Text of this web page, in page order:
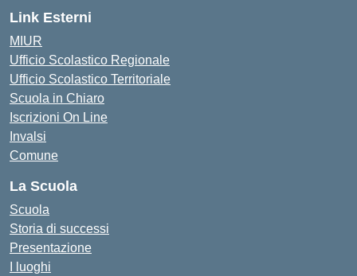
Link Esterni
MIUR
Ufficio Scolastico Regionale
Ufficio Scolastico Territoriale
Scuola in Chiaro
Iscrizioni On Line
Invalsi
Comune
La Scuola
Scuola
Storia di successi
Presentazione
I luoghi